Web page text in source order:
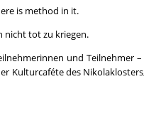
is method in it.
nicht tot zu kriegen.
und Teilnehmer
Kulturcaféte des